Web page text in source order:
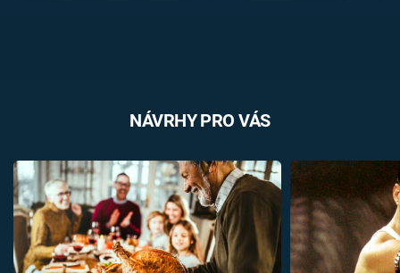
NÁVRHY PRO VÁS